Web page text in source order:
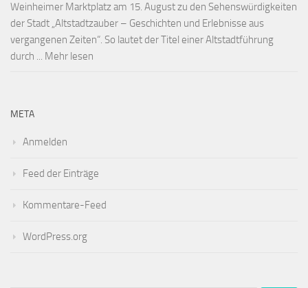
Weinheimer Marktplatz am 15. August zu den Sehenswürdigkeiten
der Stadt „Altstadtzauber – Geschichten und Erlebnisse aus
vergangenen Zeiten“. So lautet der Titel einer Altstadtführung
durch ... Mehr lesen
META
Anmelden
Feed der Einträge
Kommentare-Feed
WordPress.org